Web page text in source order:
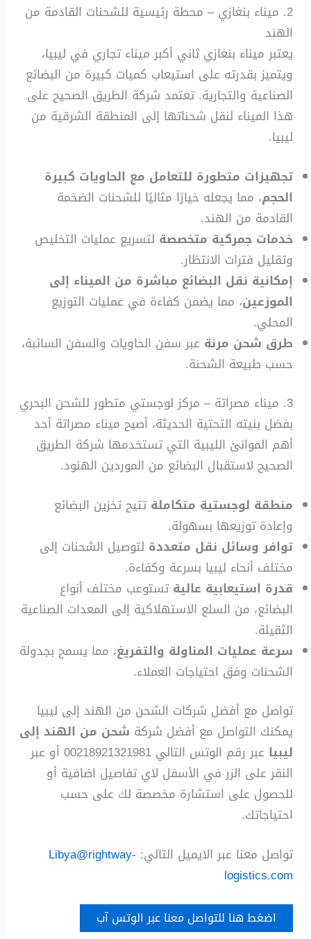
2. ميناء بنغازي – محطة رئيسية للشحنات القادمة من
الهند
يعتبر ميناء بنغازي ثاني أكبر ميناء تجاري في ليبيا،
ويتميز بقدرته على استيعاب كميات كبيرة من البضائع
الصناعية والتجارية. تعتمد شركة الطريق الصحيح على
هذا الميناء لنقل شحناتها إلى المنطقة الشرقية من
ليبيا.
تجهيزات متطورة للتعامل مع الحاويات كبيرة
الحجم، مما يجعله خيارًا مثاليًا للشحنات الضخمة
القادمة من الهند.
خدمات جمركية متخصصة لتسريع عمليات التخليص
وتقليل فترات الانتظار.
إمكانية نقل البضائع مباشرة من الميناء إلى
الموزعين، مما يضمن كفاءة في عمليات التوزيع
المحلي.
طرق شحن مرنة عبر سفن الحاويات والسفن السائبة،
حسب طبيعة الشحنة.
3. ميناء مصراتة – مركز لوجستي متطور للشحن البحري
بفضل بنيته التحتية الحديثة، أصبح ميناء مصراتة أحد
أهم الموانئ الليبية التي تستخدمها شركة الطريق
الصحيح لاستقبال البضائع من الموردين الهنود.
منطقة لوجستية متكاملة تتيح تخزين البضائع
وإعادة توزيعها بسهولة.
توافر وسائل نقل متعددة لتوصيل الشحنات إلى
مختلف أنحاء ليبيا بسرعة وكفاءة.
قدرة استيعابية عالية تستوعب مختلف أنواع
البضائع، من السلع الاستهلاكية إلى المعدات الصناعية
الثقيلة.
سرعة عمليات المناولة والتفريغ، مما يسمح بجدولة
الشحنات وفق احتياجات العملاء.
تواصل مع أفضل شركات الشحن من الهند إلى ليبيا
يمكنك التواصل مع أفضل شركة شحن من الهند إلى
ليبيا
عبر رقم الوتس التالي 00218921321981 أو عبر
النقر على الزر في الأسفل لاي تفاصيل اضافية أو
للحصول على استشارة مخصصة لك على حسب
احتياجاتك.
تواصل معنا عبر الايميل التالي: Libya@rightway-
logistics.com
اضغط هنا للتواصل معنا عبر الوتس آب